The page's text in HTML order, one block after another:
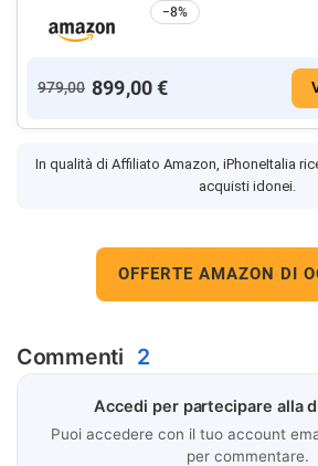
−8%
979,00 899,00 €
In qualità di Affiliato Amazon, iPhoneItalia
acquisti idonei.
OFFERTE AMAZON DI
Commenti 2
Accedi per partecipare alla
Puoi accedere con il tuo account
per commentare.